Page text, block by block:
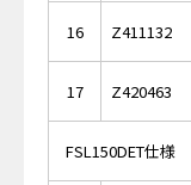
16 Z411132
17 Z420463
FSL150DET仕様